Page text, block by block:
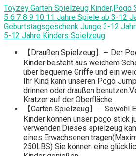
Toyzey Garten Spielzeug Kinder,Pogo
5 6 7 8 9 10 11 Jahre Spiele ab 3-12
Geburtstagsgeschenk Junge 3-12
5-12 Jahre Kinders Spielzeug
【Draußen Spielzeug】-- Der
Kinder besteht aus weichem
über bequeme Griffe und ein
Ihr Kind kann unseren Pogo
drinnen oder draußen
Kratzer auf der Oberfläche.
【Garten Spielzeug】-- Sowohl
Kinder können unser pogo stick
verwenden.Dieses spielzeug
eines Erwachsenen
250LBS) Sie können eine